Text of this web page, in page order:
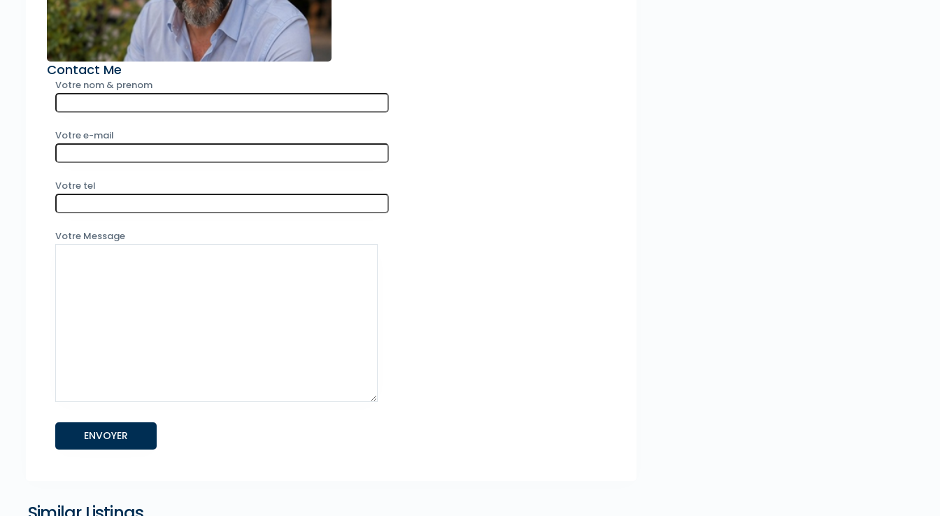
Contact Me
Votre nom & prenom
Votre e-mail
Votre tel
Votre Message